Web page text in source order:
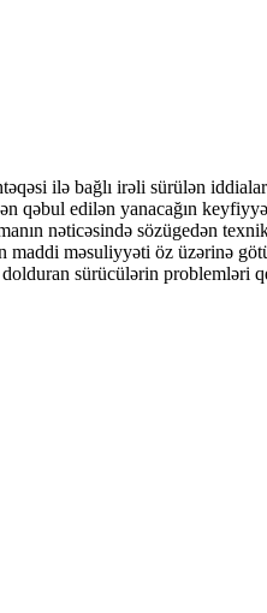
ilə bağlı irəli sürülən
edilən yanacağın
nəticəsində sözügedən
maddi məsuliyyəti öz üzərinə
sürücülərin problemləri